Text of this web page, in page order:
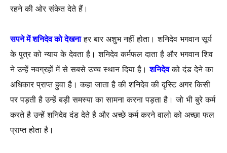
रहने की ओर संकेत देते हैं।
सपने में शनिदेव को देखनाहर बार अशुभ नहीं होता। शनिदेव भगवान सूर्य
के पुत्र को न्याय के देवता है। शनिदेव कर्मफल दाता है और भगवान शिव
ने उन्हें नवग्रहों में से सबसे उच्च स्थान दिया है।शनिदेवको दंड देने का
अधिकार प्राप्त हुवा है। कहा जाता है की शनिदेव की दृस्टि अगर किसी
पर पड़ती है उन्हें बड़ी समस्या का सामना करना पड़ता है। जो भी बुरे कर्म
करते है उन्हें शनिदेव दंड देते है और अच्छे कर्म करने वालो को अच्छा फल
प्राप्त होता है।